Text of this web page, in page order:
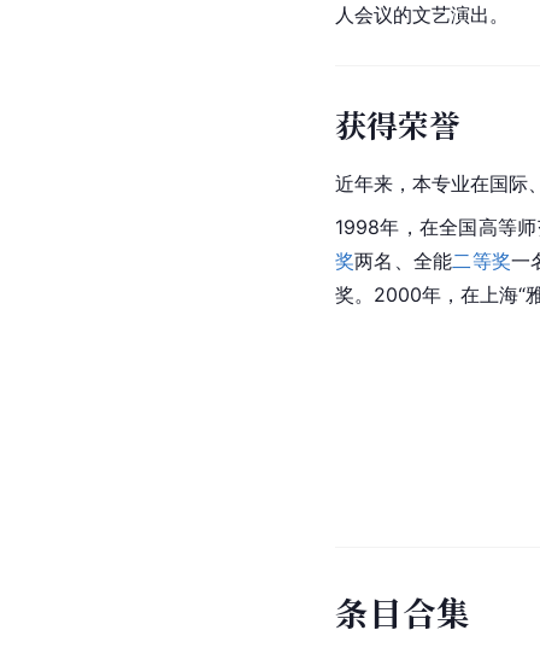
人会议的文艺演出。
获得荣誉
近年来，本专业在国际
1998年，在全国高等
奖两名、全能二等奖一
奖。2000年，在上海“
条目合集